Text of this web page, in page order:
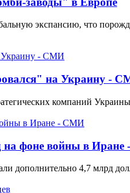
экспансию, что
на Украину -
компаний
на фоне войны в
дополнительно 4,7 млрд